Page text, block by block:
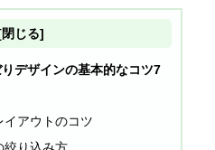
じる]
デザインの基本的なコツ7
イアウトのコツ